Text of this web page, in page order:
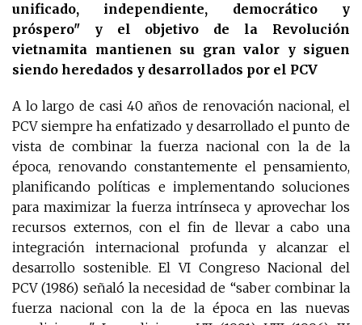
unificado, independiente, democrático y
próspero" y el objetivo de la Revolución
vietnamita mantienen su gran valor y siguen
siendo heredados y desarrollados por el PCV
A lo largo de casi 40 años de renovación nacional, el
PCV siempre ha enfatizado y desarrollado el punto de
vista de combinar la fuerza nacional con la de la
época, renovando constantemente el pensamiento,
planificando políticas e implementando soluciones
para maximizar la fuerza intrínseca y aprovechar los
recursos externos, con el fin de llevar a cabo una
integración internacional profunda y alcanzar el
desarrollo sostenible. El VI Congreso Nacional del
PCV (1986) señaló la necesidad de “saber combinar la
fuerza nacional con la de la época en las nuevas